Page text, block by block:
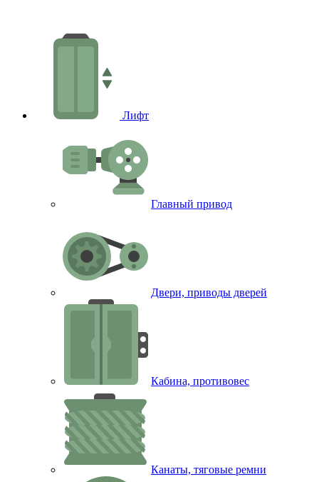
Лифт
Главный привод
Двери, приводы дверей
Кабина, противовес
Канаты, тяговые ремни